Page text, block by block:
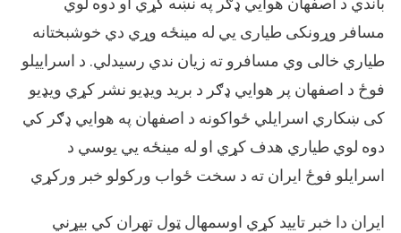
مسافر وړونکی طياری يي له مينځه وړي دي خوشبختانه
طياري خالی وي مسافرو ته زيان ندي رسیدلي. د اسراييلو
فوځ د اصفهان پر هوايي ډګر د بريد ويډيو نشر کړي ويډيو
کی ښکاري اسرایلي ځواکونه د اصفهان په هوايي ډګر کي
دوه لوي طياري هدف کړي او له مينځه يي يوسي د
اسرايلو فوځ ايران ته د سخت ځواب ورکولو خبر ورکړي
ايران دا خبر تاييد کړي اوسمهال ټول تهران کي بيړني